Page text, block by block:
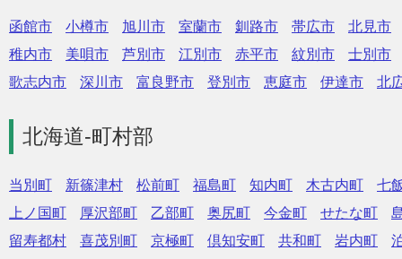
函館市 小樽市 旭川市 室蘭市 釧路市 帯広市
北見市
稚内市
美唄市 芦別市 江別市 赤平市 紋別市
士別市
歌志内市
深川市 富良野市 登別市 恵庭市 伊達市 北
北海道-町村部
当別町 新篠津村 松前町 福島町 知内町 木古内町
七
上ノ国町
厚沢部町 乙部町 奥尻町 今金町 せたな町
留寿都村
喜茂別町 京極町 倶知安町 共和町 岩内町